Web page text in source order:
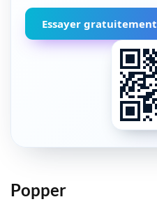
Essayer gratuitement
Popper